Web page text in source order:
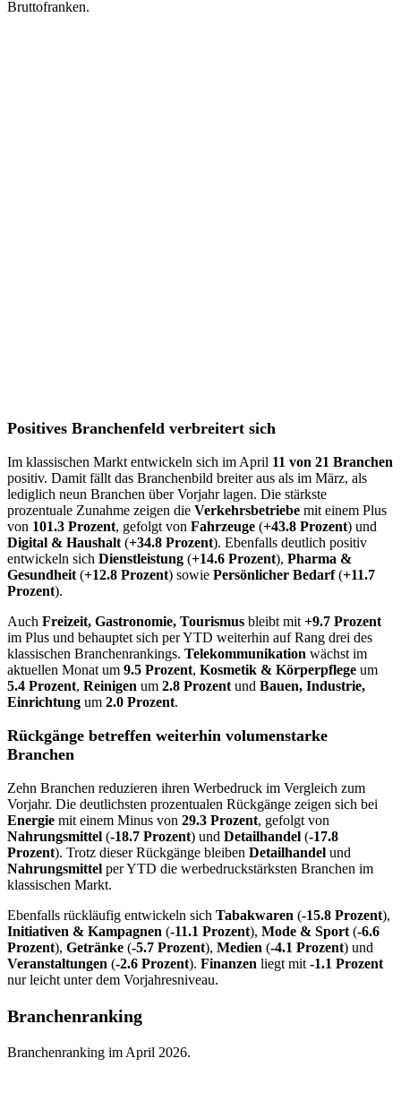
Bruttofranken.
Positives Branchenfeld verbreitert sich
Im klassischen Markt entwickeln sich im April 11 von 21 Branchen
positiv. Damit fällt das Branchenbild breiter aus als im März, als
lediglich neun Branchen über Vorjahr lagen. Die stärkste
prozentuale Zunahme zeigen die Verkehrsbetriebe mit einem Plus
von 101.3 Prozent, gefolgt von Fahrzeuge (+43.8 Prozent) und
Digital & Haushalt (+34.8 Prozent). Ebenfalls deutlich positiv
entwickeln sich Dienstleistung (+14.6 Prozent), Pharma &
Gesundheit (+12.8 Prozent) sowie Persönlicher Bedarf(+11.7
Prozent).
Auch Freizeit, Gastronomie, Tourismus bleibt mit +9.7 Prozent
im Plus und behauptet sich per YTD weiterhin auf Rang drei des
klassischen Branchenrankings. Telekommunikation wächst im
aktuellen Monat um 9.5 Prozent, Kosmetik & Körperpflege um
5.4 Prozent, Reinigen um 2.8 Prozent und Bauen, Industrie,
Einrichtung um 2.0 Prozent.
Rückgänge betreffen weiterhin volumenstarke
Branchen
Zehn Branchen reduzieren ihren Werbedruck im Vergleich zum
Vorjahr. Die deutlichsten prozentualen Rückgänge zeigen sich bei
Energie mit einem Minus von 29.3 Prozent, gefolgt von
Nahrungsmittel (-18.7 Prozent) und Detailhandel (-17.8
Prozent). Trotz dieser Rückgänge bleiben Detailhandel und
Nahrungsmittel per YTD die werbedruckstärksten Branchen im
klassischen Markt.
Ebenfalls rückläufig entwickeln sich Tabakwaren (-15.8 Prozent),
Initiativen & Kampagnen (-11.1 Prozent), Mode & Sport (-6.6
Prozent), Getränke (-5.7 Prozent), Medien (-4.1 Prozent) und
Veranstaltungen (-2.6 Prozent). Finanzen liegt mit -1.1 Prozent
nur leicht unter dem Vorjahresniveau.
Branchenranking
Branchenranking im April 2026.